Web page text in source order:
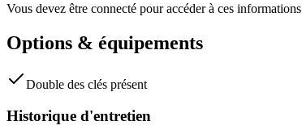
Vous devez être connecté pour accéder à ces informations
Options & équipements
Double des clés présent
Historique d'entretien